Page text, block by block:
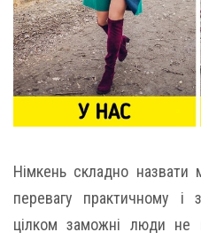
Німкень складно
перевагу практичному і
цілком заможні люди не